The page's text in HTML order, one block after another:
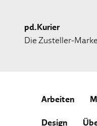
pd.Kurier
Die Zusteller-Marke
Arbeiten
Design